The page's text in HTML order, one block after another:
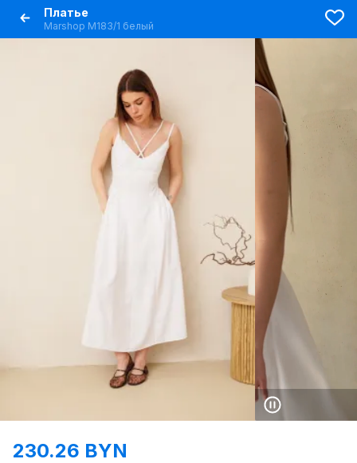
Платье
Marshop М183/1 белый
230.26 BYN